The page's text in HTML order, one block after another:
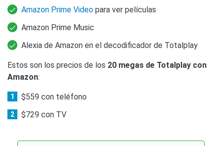
Amazon Prime Video para ver películas
Amazon Prime Music
Alexia de Amazon en el decodificador de Totalplay
Estos son los precios de los 20 megas de Totalplay con
Amazon:
$559 con teléfono
$729 con TV